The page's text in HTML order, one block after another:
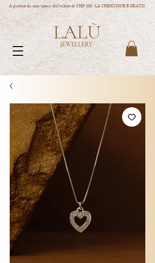
A partire da una spesa dal valore di CHF 100.- LA SPEDIZIONE È GRATIS
LALÙ
JEWELLERY